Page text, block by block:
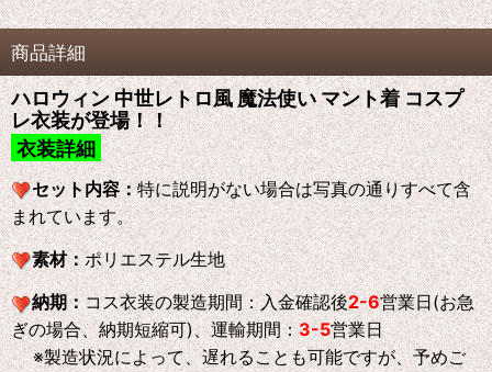
商品詳細
ハロウィン 中世レトロ風 魔法使い マント着 コスプ
レ衣装が登場！！
衣装詳細
セット内容：特に説明がない場合は写真の通りすべて含
まれています。
素材：ポリエステル生地
納期：コス衣装の製造期間：入金確認後2-6営業日(お急
ぎの場合、納期短縮可)、運輸期間：3-5営業日
※製造状況によって、遅れることも可能ですが、予めご